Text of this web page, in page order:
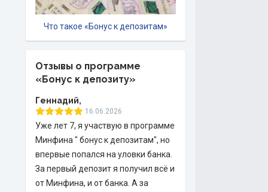
Что такое «Бонус к депозитам»
Отзывы о программе
«Бонус к депозиту»
Геннадий,
16.06.2026
Уже лет 7, я участвую в программе
Минфина " бонус к депозитам", но
впервые попался на уловки банка.
За первый депозит я получил всё и
от Минфина, и от банка. А за